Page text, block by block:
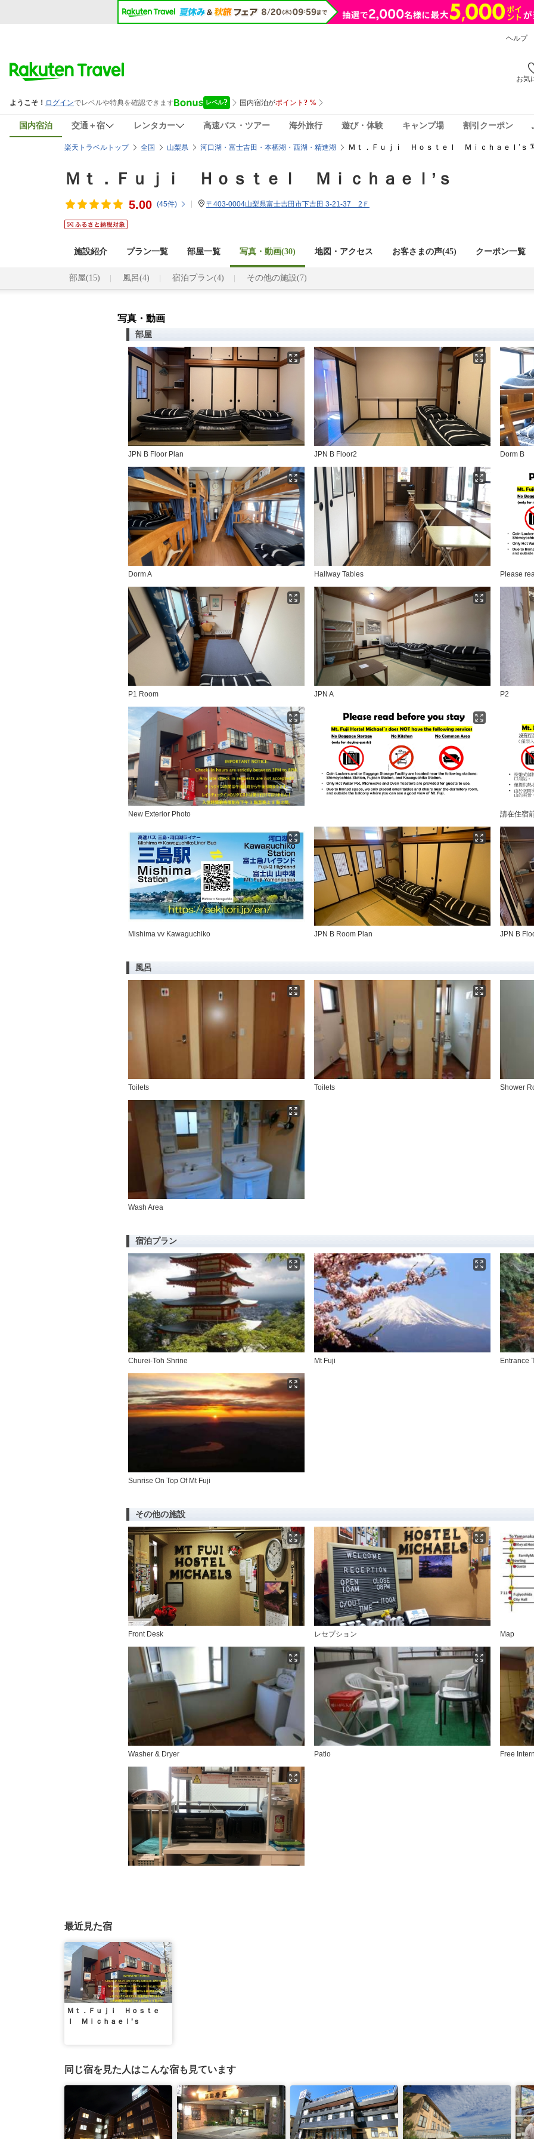
ヘルプ
お気
国内宿泊 交通＋宿 レンタカー 高速バス・ツアー 海外旅行 遊び・体験 キャンプ場 割引クーポン
楽天トラベルトップ 全国 山梨県 河口湖・富士吉田・本栖湖・西湖・精進湖 Ｍｔ．Ｆｕｊｉ Ｈｏｓｔｅｌ Ｍｉｃｈａｅｌ’ｓ
Ｍｔ．Ｆｕｊｉ Ｈｏｓｔｅｌ Ｍｉｃｈａｅｌ’ｓ
5.00 (45件) 〒403-0004山梨県富士吉田市下吉田 3-21-37 2Ｆ
施設紹介 プラン一覧 部屋一覧 写真・動画(30) 地図・アクセス お客さまの声(45) クーポン一覧
部屋(15) 風呂(4) 宿泊プラン(4) その他の施設(7)
写真・動画
部屋
JPN B Floor Plan JPN B Floor2 Dorm B
Dorm A Hallway Tables Please
P1 Room JPN A P2
New Exterior Photo 請在住宿
Mishima vv Kawaguchiko JPN B Room Plan JPN B
風呂
Toilets Toilets Shower
Wash Area
宿泊プラン
Churei-Toh Shrine Mt Fuji Entrance
Sunrise On Top Of Mt Fuji
その他の施設
Front Desk レセプション Map
Washer & Dryer Patio Free
最近見た宿
Ｍｔ．Ｆｕｊｉ Ｈｏｓｔｅ
ｌ Ｍｉｃｈａｅｌ’ｓ
同じ宿を見た人はこんな宿も見ています